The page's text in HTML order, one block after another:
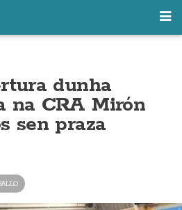
dunha
na CRA Mirón
sen praza